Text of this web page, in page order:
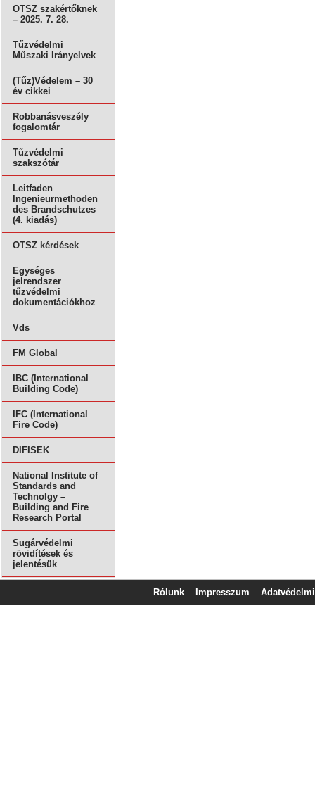
OTSZ szakértőknek
– 2025. 7. 28.
Tűzvédelmi
Műszaki Irányelvek
(Tűz)Védelem – 30
év cikkei
Robbanásveszély
fogalomtár
Tűzvédelmi
szakszótár
Leitfaden
Ingenieurmethoden
des Brandschutzes
(4. kiadás)
OTSZ kérdések
Egységes
jelrendszer
tűzvédelmi
dokumentációkhoz
Vds
FM Global
IBC (International
Building Code)
IFC (International
Fire Code)
DIFISEK
National Institute of
Standards and
Technolgy –
Building and Fire
Research Portal
Sugárvédelmi
rövidítések és
jelentésük
Rólunk Impresszum